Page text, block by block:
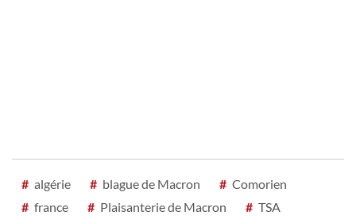
# algérie # blague de Macron # Comorien
# france # Plaisanterie de Macron # TSA